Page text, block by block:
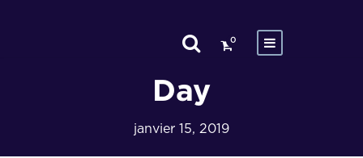
0
Day
janvier 15, 2019